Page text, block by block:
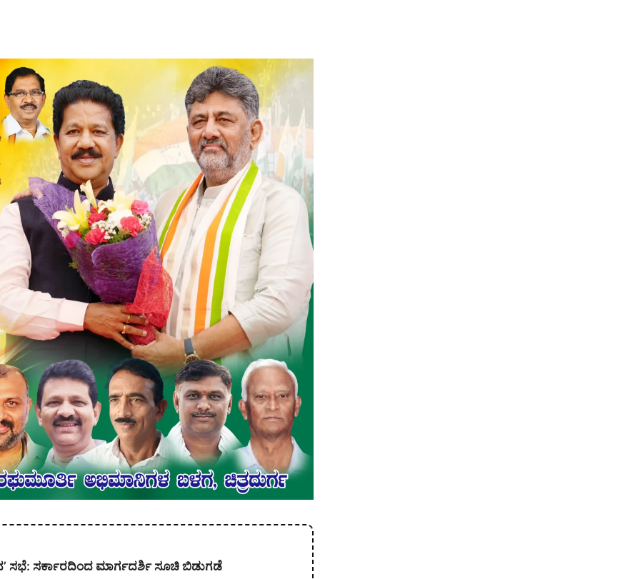
ಸಭೆ: ಸರ್ಕಾರದಿಂದ ಮಾರ್ಗದರ್ಶಿ ಸೂಚಿ ಬಿಡುಗಡೆ